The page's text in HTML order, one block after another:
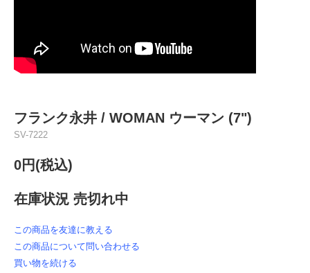
フランク永井 / WOMAN ウーマン (7")
SV-7222
0円(税込)
在庫状況 売切れ中
この商品を友達に教える
この商品について問い合わせる
買い物を続ける